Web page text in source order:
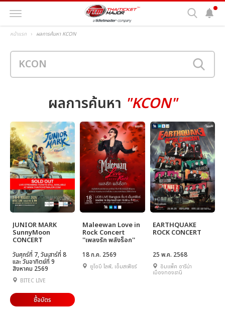
หน้าแรก ผลการค้นหา KCON
ผลการค้นหา "KCON"
JUNIOR MARK
SunnyMoon
CONCERT
วันศุกร์ที่ 7, วันเสาร์ที่ 8
และ วันอาทิตย์ที่ 9
สิงหาคม 2569
BITEC LIVE
ซื้อบัตร
Maleewan Love in
Rock Concert
''เพลงรัก พลังร็อก''
18 ก.ค. 2569
ยูโอบี ไลฟ์, เอ็มสเฟียร์
EARTHQUAKE
ROCK CONCERT
25 พ.ค. 2568
อิมแพ็ค อารีน่า
เมืองทองธานี